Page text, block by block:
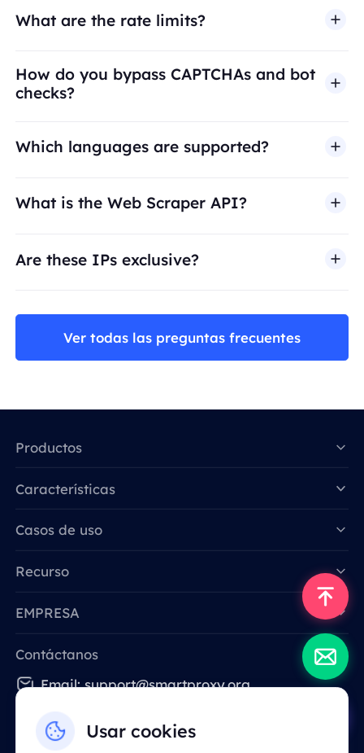
What are the rate limits?
How do you bypass CAPTCHAs and bot
checks?
Which languages are supported?
What is the Web Scraper API?
Are these IPs exclusive?
Ver todas las preguntas frecuentes
Usar cookies
Productos
Características
Casos de uso
Recurso
EMPRESA
Contáctanos
Email: support@smartproxy.org